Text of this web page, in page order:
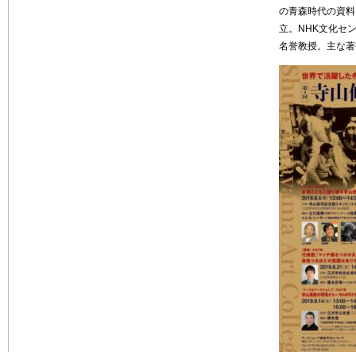
の青森時代の資
立。NHK文化セ
名誉教授。主な